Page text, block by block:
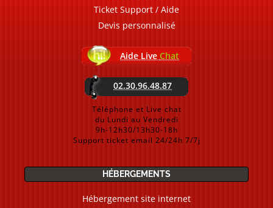
Ticket Support / Aide
Devis personnalisé
Aide Live Chat
02.30.96.48.87
Téléphone et Live chat
du Lundi au Vendredi
9h-12h30/13h30-18h
Support ticket email 24/24h 7/7j
HÉBERGEMENTS
Hébergement site internet